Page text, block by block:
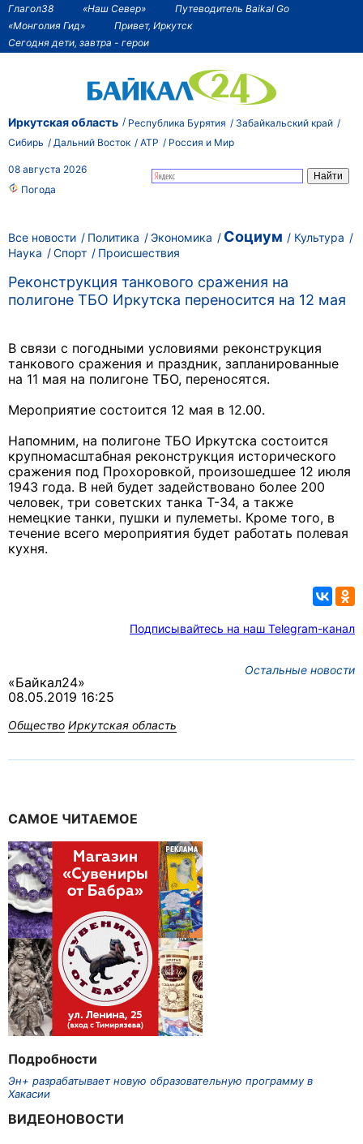
Глагол38 «Наш Север»
Путеводитель Baikal Go
«Монголия Гид»
Привет, Иркутск
Сегодня дети, завтра - герои
Иркутская область Республика Бурятия
Забайкальский край
Сибирь
Дальний Восток АТР Россия и Мир
08 августа 2026
Погода
Все новости Политика Экономика Социум
Культура
Наука
Спорт Происшествия
Реконструкция танкового сражения на
полигоне ТБО Иркутска переносится на 12 мая
В связи с погодными условиями реконструкция
танкового сражения и праздник, запланированные
на 11 мая на полигоне ТБО, переносятся.
Мероприятие состоится 12 мая в 12.00.
Напомним, на полигоне ТБО Иркутска состоится
крупномасштабная реконструкция исторического
сражения под Прохоровкой, произошедшее 12 июля
1943 года. В ней будет задействовано более 200
человек, три советских танка Т-34, а также
немецкие танки, пушки и пулеметы. Кроме того, в
течение всего мероприятия будет работать полевая
кухня.
Подписывайтесь на наш Telegram-канал
Остальные новости
«Байкал24»
08.05.2019 16:25
Общество Иркутская область
САМОЕ ЧИТАЕМОЕ
Подробности
Эн+ разрабатывает новую образовательную программу в
Хакасии
ВИДЕОНОВОСТИ